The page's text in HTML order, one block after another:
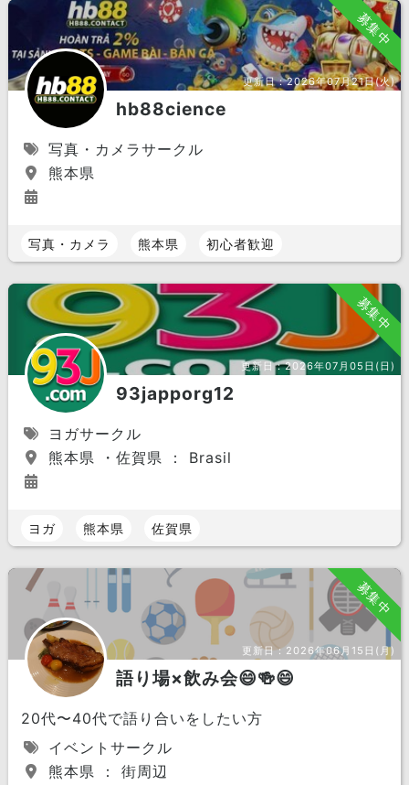
募集中
更新日：2026年07月21日(火)
hb88cience
写真・カメラサークル
熊本県
写真・カメラ 熊本県 初心者歓迎
募集中
更新日：2026年07月05日(日)
93japporg12
ヨガサークル
熊本県 ・佐賀県 ： Brasil
ヨガ 熊本県 佐賀県
募集中
更新日： 2026年06月15日(月)
語り場×飲み会😄🍻😄
20代〜40代で語り合いをしたい方
イベントサークル
熊本県 ： 街周辺